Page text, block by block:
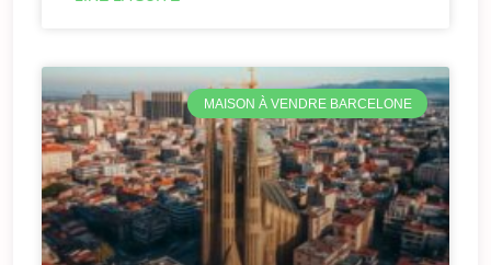
MAISON À VENDRE BARCELONE